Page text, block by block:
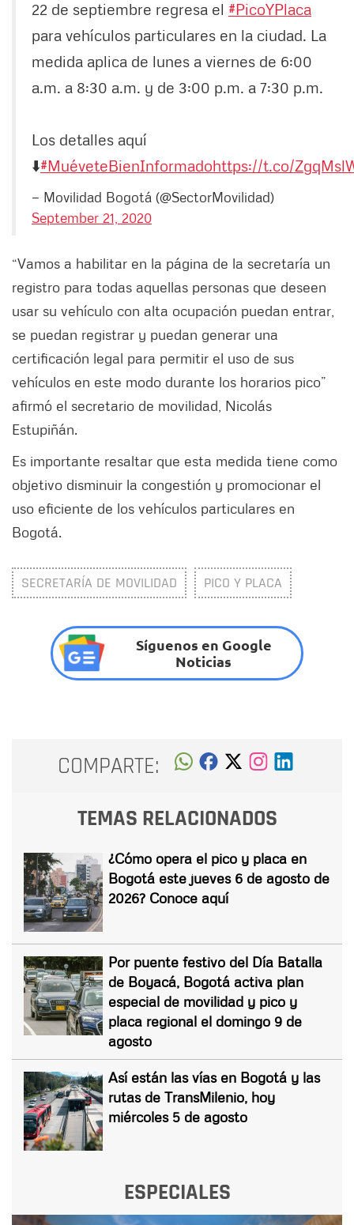
22 de septiembre regresa el #PicoYPlaca
para vehículos particulares en la ciudad. La
medida aplica de lunes a viernes de 6:00
a.m. a 8:30 a.m. y de 3:00 p.m. a 7:30 p.m.
Los detalles aquí
⬇️#MuéveteBienInformadohttps://t.co/
— Movilidad Bogotá (@SectorMovilidad)
September 21, 2020
“Vamos a habilitar en la página de la secretaría un
registro para todas aquellas personas que deseen
usar su vehículo con alta ocupación puedan entrar,
se puedan registrar y puedan generar una
certificación legal para permitir el uso de sus
vehículos en este modo durante los horarios pico”
afirmó el secretario de movilidad, Nicolás
Estupiñán.
Es importante resaltar que esta medida tiene como
objetivo disminuir la congestión y promocionar el
uso eficiente de los vehículos particulares en
Bogotá.
SECRETARÍA DE MOVILIDAD PICO Y PLACA
Síguenos en Google
Noticias
COMPARTE:
TEMAS RELACIONADOS
¿Cómo opera el pico y placa en
Bogotá este jueves 6 de agosto de
2026? Conoce aquí
Por puente festivo del Día Batalla
de Boyacá, Bogotá activa plan
especial de movilidad y pico y
placa regional el domingo 9 de
agosto
Así están las vías en Bogotá y las
rutas de TransMilenio, hoy
miércoles 5 de agosto
ESPECIALES